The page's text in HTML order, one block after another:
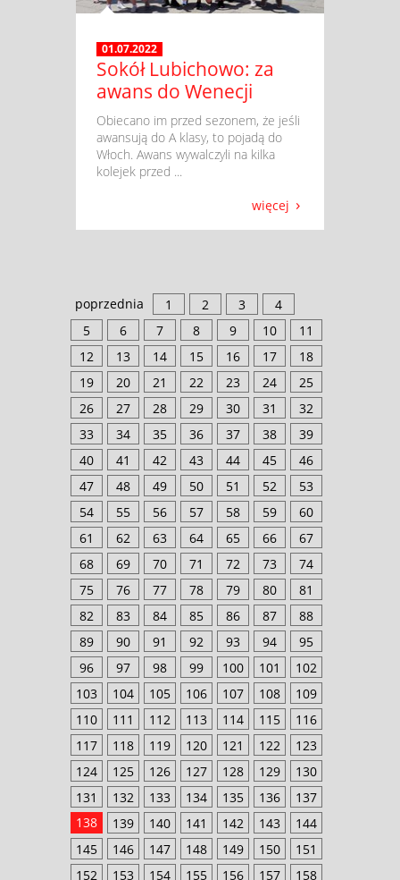
01.07.2022
Sokół Lubichowo: za
awans do Wenecji
​ Obiecano im przed sezonem, że jeśli
awansują do A klasy, to pojadą do
Włoch. Awans wywalczyli na kilka
kolejek przed ...
więcej
poprzednia 1 2 3
4
5
6 7 8 9 10
11
12
13 14 15 16 17
18
19
20 21 22 23 24
25
26
27 28 29 30 31
32
33
34 35 36 37 38
39
40
41 42 43 44 45
46
47
48 49 50 51 52
53
54
55 56 57 58 59
60
61
62 63 64 65 66
67
68
69 70 71 72 73
74
75
76 77 78 79 80
81
82
83 84 85 86 87
88
89
90 91 92 93 94
95
96
97 98 99 100 101
102
103
104 105 106 107 108
109
110
111 112 113 114 115
116
117
118 119 120 121 122
123
124
125 126 127 128 129
130
131
132 133 134 135 136
137
138
139 140 141 142 143
144
145
146 147 148 149 150
151
152
153 154 155 156 157
158